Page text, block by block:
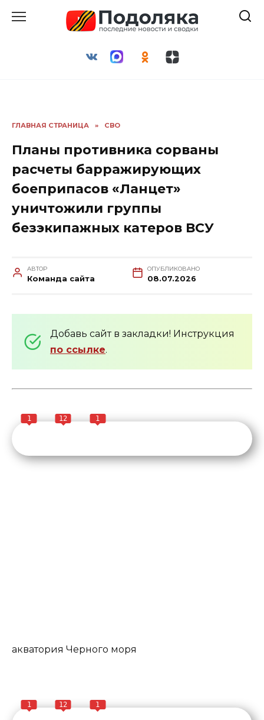
ГЛАВНАЯ СТРАНИЦА » СВО
Планы противника сорваны
расчеты барражирующих
боеприпасов «Ланцет»
уничтожили группы
безэкипажных катеров ВСУ
АВТОР
Команда сайта
ОПУБЛИКОВАНО
08.07.2026
Добавь сайт в закладки! Инструкция
по ссылке.
1 12 1
акватория Черного моря
1 12 1